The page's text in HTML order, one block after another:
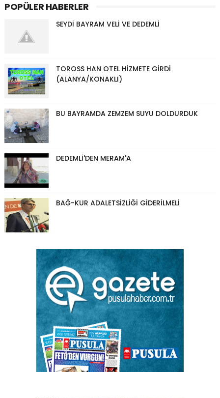
POPÜLER HABERLER
SEYDİ BAYRAM VELİ VE DEDEMLİ
TOROSS HAN OTEL HİZMETE GİRDİ
(ALANYA/KONAKLI)
BU BAYRAMDA ZEMZEM SUYU DOLDURDUK
DEDEMLİ'DEN MERAM'A
BAĞ-KUR ADALETSİZLİĞİ GİDERİLMELİ